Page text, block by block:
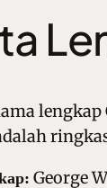
George